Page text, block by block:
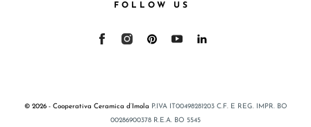
FOLLOW US
© 2026 - Cooperativa Ceramica d’Imola P.IVA IT00498281203 C.F. E REG. IMPR. BO
00286900378 R.E.A. BO 5545